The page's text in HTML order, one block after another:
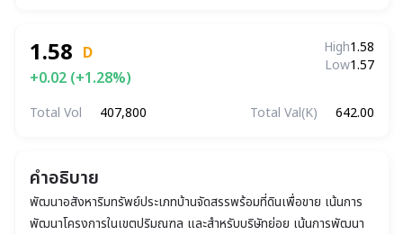
1.58 D
+0.02 (+1.28%)
High1.58
Low1.57
Total Vol 407,800 Total Val(K) 642.00
คำอธิบาย
พัฒนาอสังหาริมทรัพย์ประเภทบ้านจัดสรรพร้อมที่ดินเพื่อขาย เน้นการ
พัฒนาโครงการในเขตปริมณฑล และสำหรับบริษัทย่อย เน้นการพัฒนา